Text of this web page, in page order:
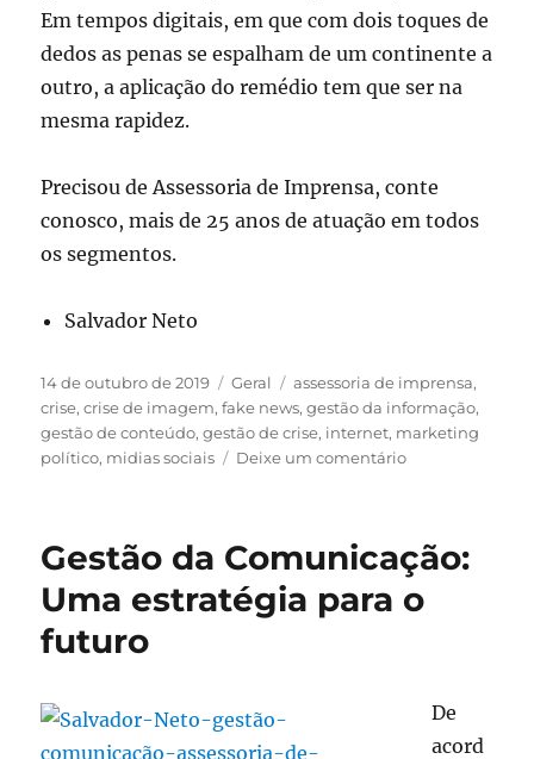
Em tempos digitais, em que com dois toques de
dedos as penas se espalham de um continente a
outro, a aplicação do remédio tem que ser na
mesma rapidez.
Precisou de Assessoria de Imprensa, conte
conosco, mais de 25 anos de atuação em todos
os segmentos.
Salvador Neto
Publicado
em
14 de outubro de 2019 Categorias
Geral Tags
assessoria de imprensa,
crise,crise de imagem,fake news,gestão da informação,
gestão de conteúdo,gestão de crise, internet, marketing
político, midias sociais Deixe um comentárioem
em
tempos
de
Gestão da Comunicação:
Uma estratégia para o
futuro
De
acord